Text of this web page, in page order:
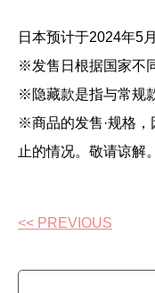
日本预计于2024年5
※发售日根据国家不
※隐藏款是指与常规
※商品的发售·规格，
止的情况。敬请谅解。
<< PREVIOUS